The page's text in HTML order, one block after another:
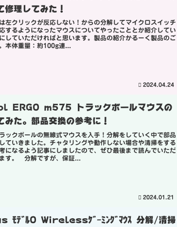
修理してみた！
左クリックが反応しない！からの分解してマイクロスイッチ
するようになったマウスについてやったこととか紹介してい
していただければと思います。製品の紹介かるーく製品のご
本体重量：約100g連...
2024.04.24
ERGO m575 トラックボールマウスの
みた。部品交換の参考に！
ックボールの無線式マウスを入手！分解をしていく中で部品
ていきました。チャタリングや動作しない場合や清掃をする
になるよう記事にしましたので、ぜひ最後まで読んでいただ
す。 分解ですが、保証...
2024.01.21
ﾃﾞﾙO Wirelessｹﾞｰﾐﾝｸﾞﾏｳｽ 分解/清掃